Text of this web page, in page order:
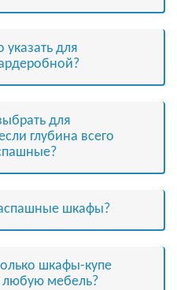
для
для
глубина всего
шкафы?
шкафы-купе
любую мебель?